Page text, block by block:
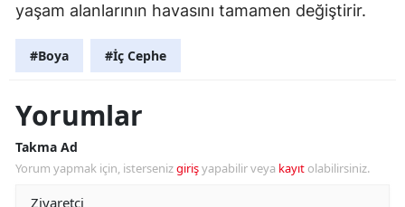
yaşam alanlarının havasını tamamen değiştirir.
#Boya #İç Cephe
Yorumlar
Takma Ad
Yorum yapmak için, istersenizgirişyapabilir veya kayıt olabilirsiniz.